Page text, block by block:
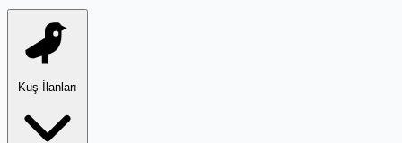
Kuş İlanları